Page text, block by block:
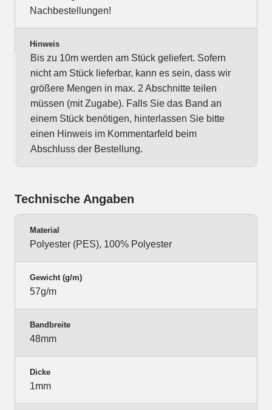
Nachbestellungen!
Hinweis
Bis zu 10m werden am Stück geliefert. Sofern
nicht am Stück lieferbar, kann es sein, dass wir
größere Mengen in max. 2 Abschnitte teilen
müssen (mit Zugabe). Falls Sie das Band an
einem Stück benötigen, hinterlassen Sie bitte
einen Hinweis im Kommentarfeld beim
Abschluss der Bestellung.
Technische Angaben
Material
Polyester (PES), 100% Polyester
Gewicht (g/m)
57g/m
Bandbreite
48mm
Dicke
1mm